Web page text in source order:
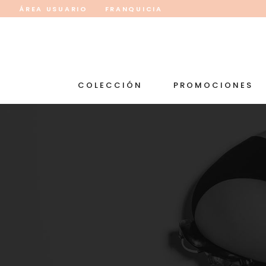
ÁREA USUARIO FRANQUICIA
COLECCIÓN PROMOCIONES